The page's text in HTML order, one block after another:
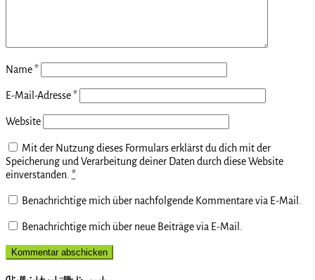
Name*
E-Mail-Adresse*
Website
Mit der Nutzung dieses Formulars erklärst du dich mit der
Speicherung und Verarbeitung deiner Daten durch diese Website
einverstanden. *
Benachrichtige mich über nachfolgende Kommentare via E-Mail.
Benachrichtige mich über neue Beiträge via E-Mail.